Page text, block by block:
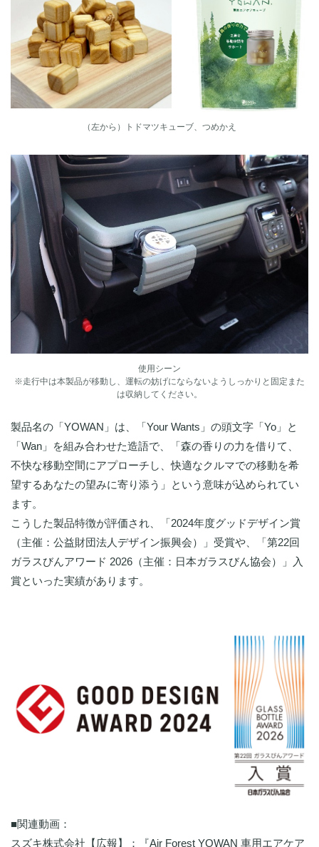
（左から）トドマツキューブ、つめかえ
使用シーン
※走行中は本製品が移動し、運転の妨げにならないようしっかりと固定また
は収納してください。
製品名の「YOWAN」は、「Your Wants」の頭文字「Yo」と
「Wan」を組み合わせた造語で、「森の香りの力を借りて、
不快な移動空間にアプローチし、快適なクルマでの移動を希
望するあなたの望みに寄り添う」という意味が込められてい
ます。
こうした製品特徴が評価され、「2024年度グッドデザイン賞
（主催：公益財団法人デザイン振興会）」受賞や、「第22回
ガラスびんアワード 2026（主催：日本ガラスびん協会）」入
賞といった実績があります。
■関連動画：
スズキ株式会社【広報】：『Air Forest YOWAN 車用エアケア